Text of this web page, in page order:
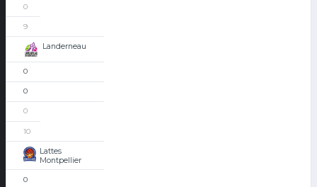
0
9
Landerneau
0
0
0
10
Lattes
Montpellier
0